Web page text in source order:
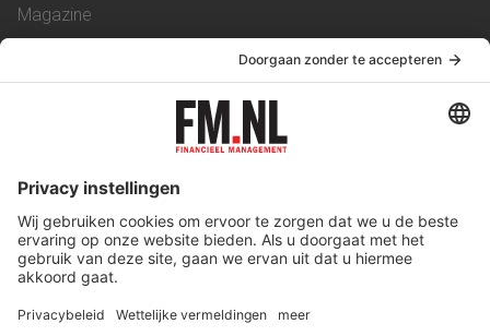
Magazine
Service & Contact
Werken bij ons
Privacy Statement
Algemene Voorwaarden